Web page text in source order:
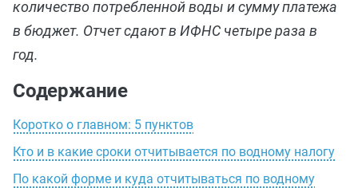
количество потребленной воды и сумму платежа
в бюджет. Отчет сдают в ИФНС четыре раза в
год.
Содержание
Коротко о главном: 5 пунктов
Кто и в какие сроки отчитывается по водному налогу
По какой форме и куда отчитываться по водному